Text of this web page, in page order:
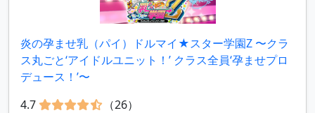
炎の孕ませ乳（パイ）ドルマイ★スター学園Z 〜クラ
ス丸ごと‘アイドルユニット！’ クラス全員‘孕ませプロ
デュース！’〜
4.7
（26）